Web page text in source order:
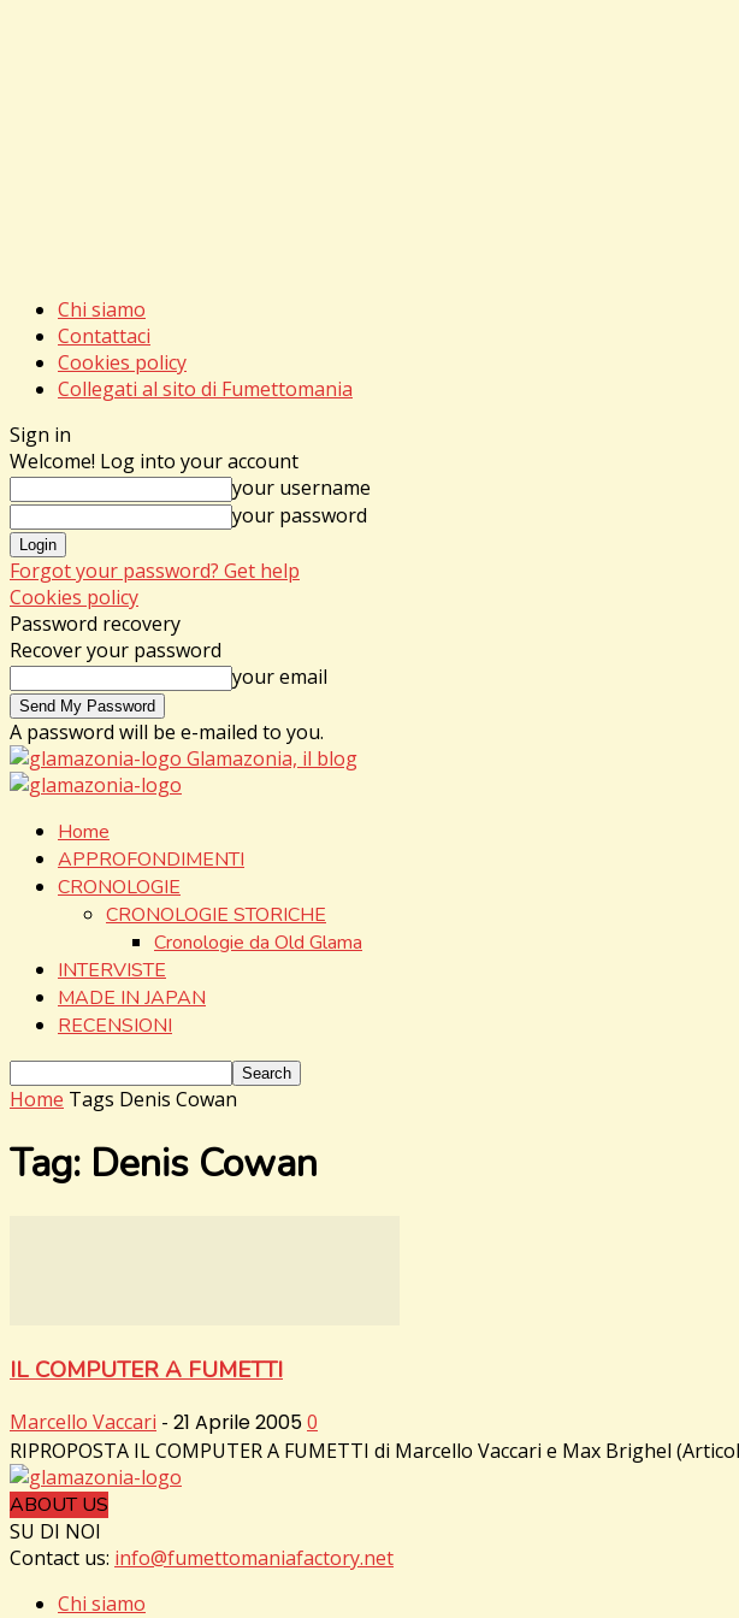
Chi siamo
Contattaci
Cookies policy
Collegati al sito di Fumettomania
Sign in
Welcome! Log into your account
your username
your password
Forgot your password? Get help
Cookies policy
Password recovery
Recover your password
your email
A password will be e-mailed to you.
Glamazonia, il blog
Home
APPROFONDIMENTI
CRONOLOGIE
CRONOLOGIE STORICHE
Cronologie da Old Glama
INTERVISTE
MADE IN JAPAN
RECENSIONI
Home Tags Denis Cowan
Tag: Denis Cowan
IL COMPUTER A FUMETTI
Marcello Vaccari - 21 Aprile 20050
RIPROPOSTA IL COMPUTER A FUMETTI di Marcello Vaccari e Max Brighel
ABOUT US
SU DI NOI
Contact us: info@fumettomaniafactory.net
Chi siamo